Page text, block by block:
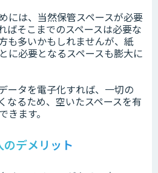
には、当然保管スペースが必要
ばそこまでのスペースは必要な
も多いかもしれませんが、紙
に必要となるスペースも膨大に
ータを電子化すれば、一切の
なるため、空いたスペースを有
ます。
デメリット